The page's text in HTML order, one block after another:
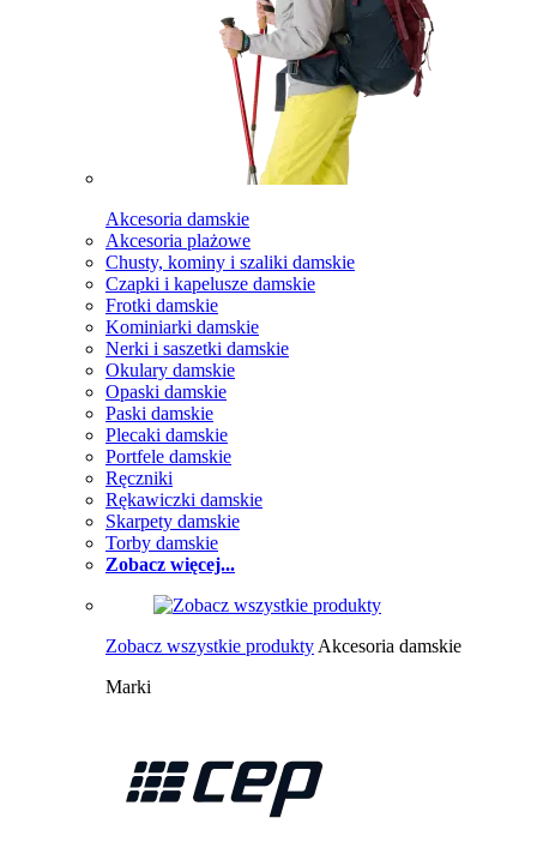
Akcesoria damskie
Akcesoria plażowe
Chusty, kominy i szaliki damskie
Czapki i kapelusze damskie
Frotki damskie
Kominiarki damskie
Nerki i saszetki damskie
Okulary damskie
Opaski damskie
Paski damskie
Plecaki damskie
Portfele damskie
Ręczniki
Rękawiczki damskie
Skarpety damskie
Torby damskie
Zobacz więcej...
Zobacz wszystkie produkty Akcesoria damskie
Marki